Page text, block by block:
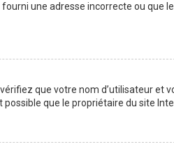
une adresse incorrecte ou
que votre nom d’utilisateur
que le propriétaire du site